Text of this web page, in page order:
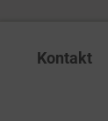
Kontakt